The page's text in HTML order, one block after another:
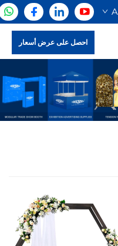
احصل على عرض أسعار